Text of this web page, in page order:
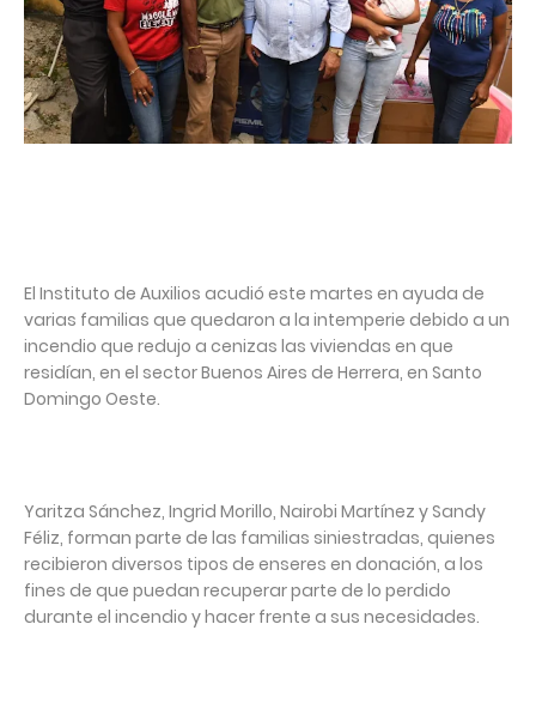
El Instituto de Auxilios acudió este martes en ayuda de
varias familias que quedaron a la intemperie debido a un
incendio que redujo a cenizas las viviendas en que
residían, en el sector Buenos Aires de Herrera, en Santo
Domingo Oeste.
Yaritza Sánchez, Ingrid Morillo, Nairobi Martínez y Sandy
Féliz, forman parte de las familias siniestradas, quienes
recibieron diversos tipos de enseres en donación, a los
fines de que puedan recuperar parte de lo perdido
durante el incendio y hacer frente a sus necesidades.